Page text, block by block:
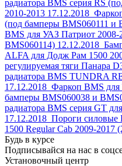
радиатора BMS серия RS
2010-2013 17.12.2018
(под бамперы BMS060111 и
BMS для УАЗ Патриот
BMS060114) 12.12.2018
ALFA для Додж Рам 1500
регулируемая тяги Панара
радиатора BMS TUNDRA
17.12.2018 Фаркоп BMS
бамперы BMS060038 и
радиатора BMS серия GT
17.12.2018 Пороги силовые
1500 Regular Cab 2009-2017
Будь в курсе
Подписывайся на нас в
Установочный центр